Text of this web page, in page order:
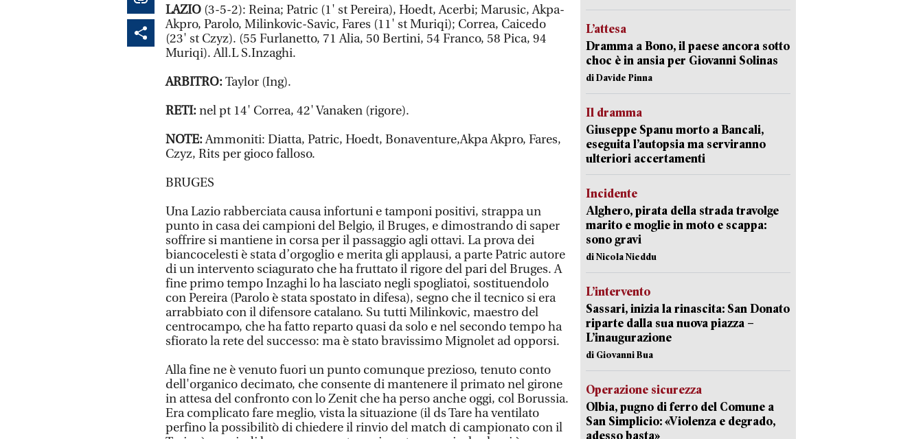
LAZIO (3-5-2): Reina; Patric (1' st Pereira), Hoedt, Acerbi; Marusic, Akpa-
Akpro, Parolo, Milinkovic-Savic, Fares (11' st Muriqi); Correa, Caicedo
(23' st Czyz). (55 Furlanetto, 71 Alia, 50 Bertini, 54 Franco, 58 Pica, 94
Muriqi). All.L S.Inzaghi.
ARBITRO:Taylor (Ing).
RETI:nel pt 14' Correa, 42' Vanaken (rigore).
NOTE:Ammoniti: Diatta, Patric, Hoedt, Bonaventure,Akpa Akpro, Fares,
Czyz, Rits per gioco falloso.
BRUGES
Una Lazio rabberciata causa infortuni e tamponi positivi, strappa un
punto in casa dei campioni del Belgio, il Bruges, e dimostrando di saper
soffrire si mantiene in corsa per il passaggio agli ottavi. La prova dei
biancocelesti è stata d’orgoglio e merita gli applausi, a parte Patric autore
di un intervento sciagurato che ha fruttato il rigore del pari del Bruges. A
fine primo tempo Inzaghi lo ha lasciato negli spogliatoi, sostituendolo
con Pereira (Parolo è stata spostato in difesa), segno che il tecnico si era
arrabbiato con il difensore catalano. Su tutti Milinkovic, maestro del
centrocampo, che ha fatto reparto quasi da solo e nel secondo tempo ha
sfiorato la rete del successo: ma è stato bravissimo Mignolet ad opporsi.
Alla fine ne è venuto fuori un punto comunque prezioso, tenuto conto
dell'organico decimato, che consente di mantenere il primato nel girone
in attesa del confronto con lo Zenit che ha perso anche oggi, col Borussia.
Era complicato fare meglio, vista la situazione (il ds Tare ha ventilato
perfino la possibilitò di chiedere il rinvio del match di campionato con il
L’attesa
Dramma a Bono, il paese ancora sotto
choc è in ansia per Giovanni Solinas
di Davide Pinna
Il dramma
Giuseppe Spanu morto a Bancali,
eseguita l’autopsia ma serviranno
ulteriori accertamenti
Incidente
Alghero, pirata della strada travolge
marito e moglie in moto e scappa:
sono gravi
di Nicola Nieddu
L’intervento
Sassari, inizia la rinascita: San Donato
riparte dalla sua nuova piazza –
L’inaugurazione
di Giovanni Bua
Operazione sicurezza
Olbia, pugno di ferro del Comune a
San Simplicio: «Violenza e degrado,
adesso basta»